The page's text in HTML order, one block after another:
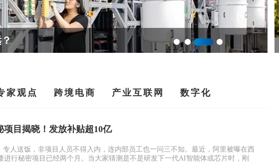
中国光伏往事与新局，得技术者得天下
家观点 跨境电商 产业互联网 数字化
项目揭晓！发放补贴超10亿
专人送饭，非项目人员不得入内，连内部员工也一问三不知。最近，阿里被曝在西
进行秘密项目已经两个月。当大家猜测是不是研发下一代AI智能体或芯片时，刚